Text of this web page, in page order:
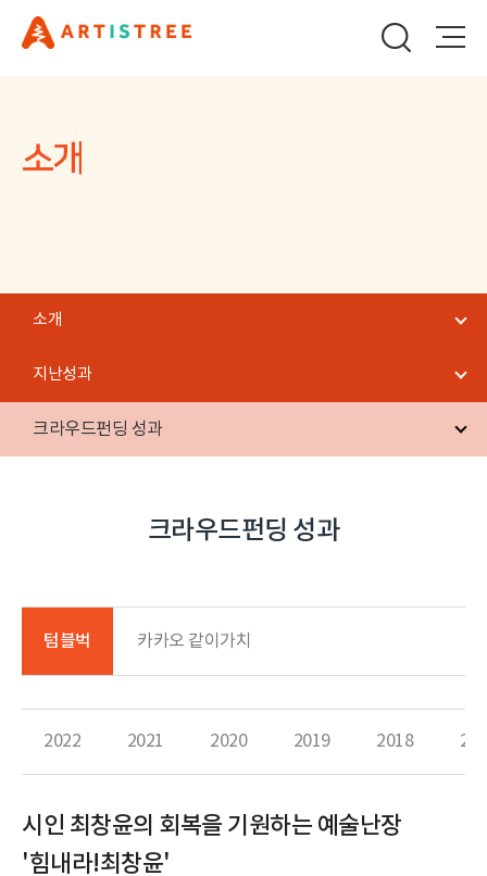
소개
소개
지난성과
크라우드펀딩 성과
크라우드펀딩 성과
텀블벅 카카오 같이가치
2022 2021 2020 2019 2018
시인 최창윤의 회복을 기원하는 예술난장
'힘내라!최창윤'